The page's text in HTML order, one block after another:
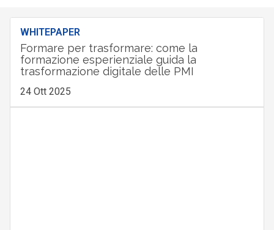
WHITEPAPER
Formare per trasformare: come la
formazione esperienziale guida la
trasformazione digitale delle PMI
24 Ott 2025